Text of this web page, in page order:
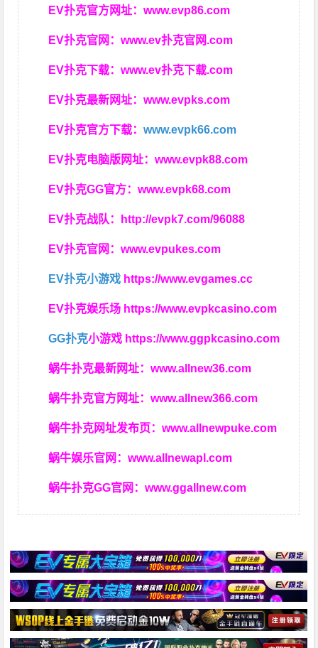
EV扑克官方网址：www.evp86.com
EV扑克官网：www.ev扑克官网.com
EV扑克下载：www.ev扑克下载.com
EV扑克最新网址：www.evpks.com
EV扑克官方下载：www.evpk66.com
EV扑克电脑版网址：www.evpk88.com
EV扑克GG官方：www.evpk68.com
EV扑克战队： http://evpk7.com/96088
EV扑克官网：www.evpukes.com
EV扑克小游戏 https://www.evgames.cc
EV扑克娱乐场 https://www.evpkcasino.com
GG扑克小游戏 https://www.ggpkcasino.com
蜗牛扑克最新网址：www.allnew36.com
蜗牛扑克官方网址：www.allnew366.com
蜗牛扑克网址发布页：www.allnewpuke.com
蜗牛娱乐官网：www.allnewapl.com
蜗牛扑克GG官网：www.ggallnew.com